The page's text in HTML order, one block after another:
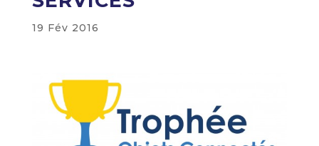
19 Fév 2016